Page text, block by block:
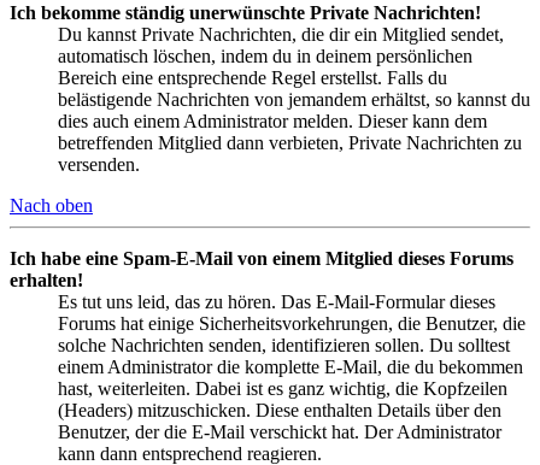
Ich bekomme ständig unerwünschte Private Nachrichten!
Du kannst Private Nachrichten, die dir ein Mitglied sendet,
automatisch löschen, indem du in deinem persönlichen
Bereich eine entsprechende Regel erstellst. Falls du
belästigende Nachrichten von jemandem erhältst, so kannst du
dies auch einem Administrator melden. Dieser kann dem
betreffenden Mitglied dann verbieten, Private Nachrichten zu
versenden.
Nach oben
Ich habe eine Spam-E-Mail von einem Mitglied dieses Forums
erhalten!
Es tut uns leid, das zu hören. Das E-Mail-Formular dieses
Forums hat einige Sicherheitsvorkehrungen, die Benutzer, die
solche Nachrichten senden, identifizieren sollen. Du solltest
einem Administrator die komplette E-Mail, die du bekommen
hast, weiterleiten. Dabei ist es ganz wichtig, die Kopfzeilen
(Headers) mitzuschicken. Diese enthalten Details über den
Benutzer, der die E-Mail verschickt hat. Der Administrator
kann dann entsprechend reagieren.